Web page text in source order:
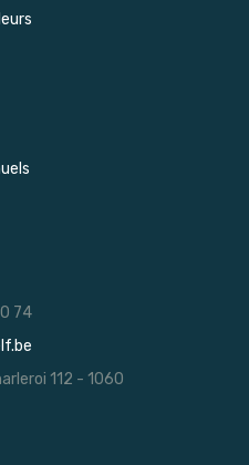
74
112 - 1060